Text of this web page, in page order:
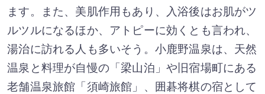
ます。また、美肌作用もあり、入浴後はお肌がツ
ルツルになるほか、アトピーに効くとも言われ、
湯治に訪れる人も多いそう。小鹿野温泉は、天然
温泉と料理が自慢の「梁山泊」や旧宿場町にある
老舗温泉旅館「須崎旅館」、囲碁将棋の宿として